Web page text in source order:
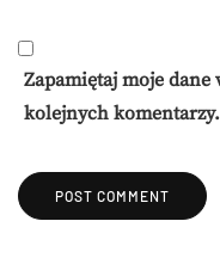
Zapamiętaj moje dane
kolejnych komentarzy.